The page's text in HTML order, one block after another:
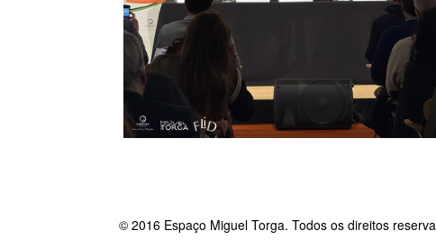
© 2016 Espaço Miguel Torga. Todos os direitos